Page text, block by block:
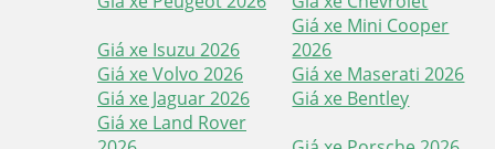
Giá xe Isuzu 2026
Giá xe Mini Cooper
2026
Giá xe Volvo 2026
Giá xe Maserati 2026
Giá xe Jaguar 2026
Giá xe Bentley
Giá xe Land Rover